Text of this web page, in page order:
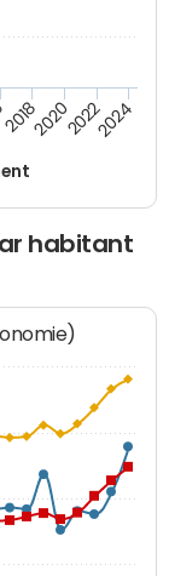
2018202020222024
habitant